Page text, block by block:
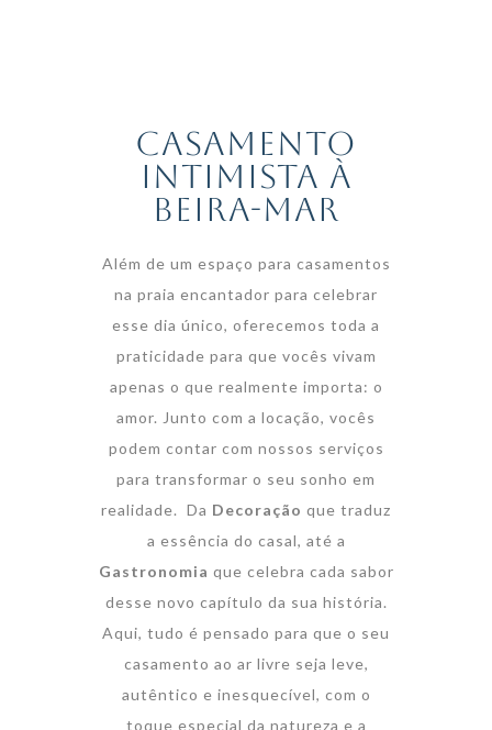
casamento
intimista à
beira-mar
Além de um espaço para casamentos
na praia encantador para celebrar
esse dia único, oferecemos toda a
praticidade para que vocês vivam
apenas o que realmente importa: o
amor. Junto com a locação, vocês
podem contar com nossos serviços
para transformar o seu sonho em
realidade. Da Decoração que traduz
a essência do casal, até a
Gastronomia que celebra cada sabor
desse novo capítulo da sua história.
Aqui, tudo é pensado para que o seu
casamento ao ar livre seja leve,
autêntico e inesquecível, com o
toque especial da natureza e a